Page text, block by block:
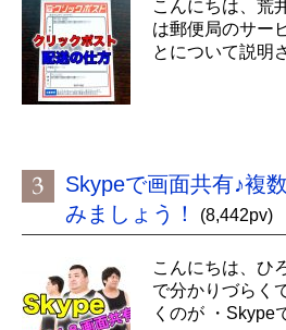
こんにちは、荒
は郵便局のサー
とについて説明
Skypeで画面共有♪複
みましょう！
(8,442pv)
こんにちは、
で分かりづらく
くのが ・Skype